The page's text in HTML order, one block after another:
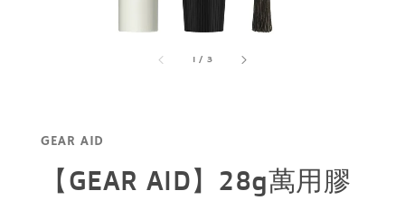
1 / 3
GEAR AID
【GEAR AID】28g萬用膠